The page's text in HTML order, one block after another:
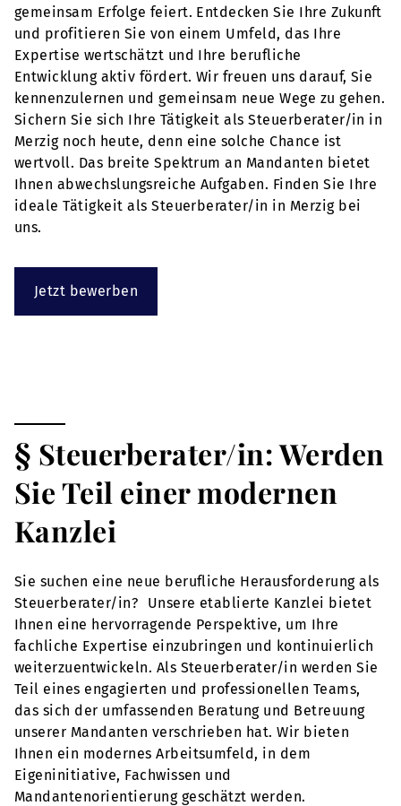
gemeinsam Erfolge feiert. Entdecken Sie Ihre Zukunft
und profitieren Sie von einem Umfeld, das Ihre
Expertise wertschätzt und Ihre berufliche
Entwicklung aktiv fördert. Wir freuen uns darauf, Sie
kennenzulernen und gemeinsam neue Wege zu gehen.
Sichern Sie sich Ihre Tätigkeit als Steuerberater/in in
Merzig noch heute, denn eine solche Chance ist
wertvoll. Das breite Spektrum an Mandanten bietet
Ihnen abwechslungsreiche Aufgaben. Finden Sie Ihre
ideale Tätigkeit als Steuerberater/in in Merzig bei
uns.
Jetzt bewerben
§ Steuerberater/in: Werden
Sie Teil einer modernen
Kanzlei
Sie suchen eine neue berufliche Herausforderung als
Steuerberater/in? Unsere etablierte Kanzlei bietet
Ihnen eine hervorragende Perspektive, um Ihre
fachliche Expertise einzubringen und kontinuierlich
weiterzuentwickeln. Als Steuerberater/in werden Sie
Teil eines engagierten und professionellen Teams,
das sich der umfassenden Beratung und Betreuung
unserer Mandanten verschrieben hat. Wir bieten
Ihnen ein modernes Arbeitsumfeld, in dem
Eigeninitiative, Fachwissen und
Mandantenorientierung geschätzt werden.